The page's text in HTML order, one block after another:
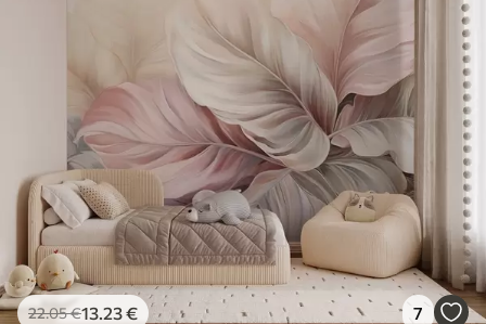
22.05€13 .23€ 7